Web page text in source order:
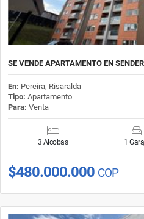
SE VENDE APARTAMENTO EN
En: Pereira, Risaralda
Tipo: Apartamento
Para: Venta
3 Alcobas 1
$480.000.000 COP